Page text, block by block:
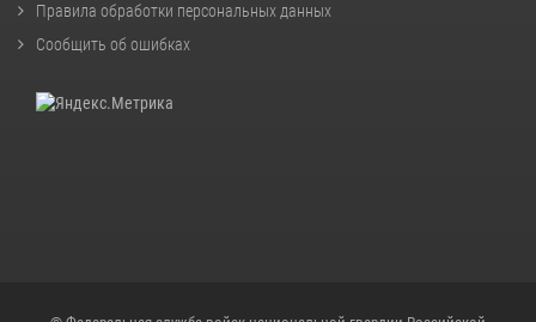
Правила обработки персональных данных
Сообщить об ошибках